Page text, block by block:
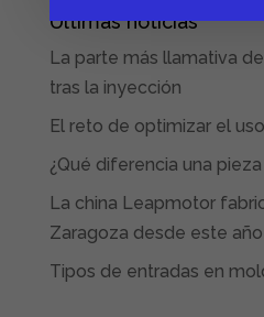
Últimas noticias
La parte más llamativa
tras la inyección
El reto de optimizar el
¿Qué diferencia una
La china Leapmotor
Zaragoza desde este año
Tipos de entradas en